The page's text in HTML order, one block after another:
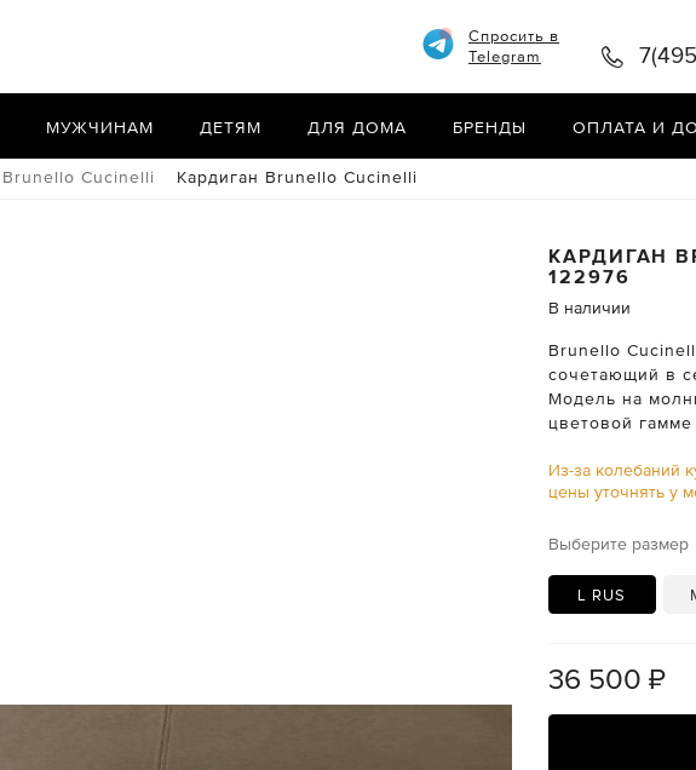
Спросить в
Telegram
МУЖЧИНАМ ДЕТЯМ ДЛЯ ДОМА БРЕНДЫ ОПЛАТА И
Brunello Cucinelli Кардиган Brunello Cucinelli
КАРДИГАН
122976
В наличии
Brunello
сочетающий в
Модель на
цветовой
Из-за колебаний
цены уточнять у
Выберите размер
L RUS
36 500 ₽